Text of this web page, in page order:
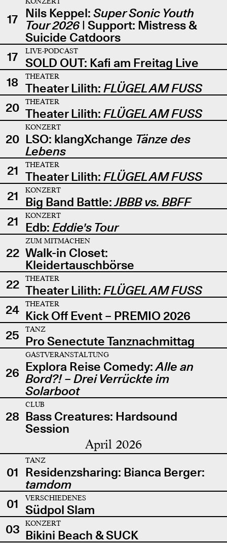
17 Nils Keppel: Super Sonic Youth
Tour 2026| Support: Mistress &
Suicide Catdoors
17
LIVE-PODCAST
SOLD OUT: Kafi am Freitag Live
18
THEATER
Theater Lilith: FLÜGEL AM FUSS
20
THEATER
Theater Lilith: FLÜGEL AM FUSS
20
KONZERT
LSO: klangXchange Tänze des
Lebens
21
THEATER
Theater Lilith: FLÜGEL AM FUSS
21
KONZERT
Big Band Battle:JBBB vs. BBFF
21
KONZERT
Edb: Eddie's Tour
22
ZUM MITMACHEN
Walk-in Closet:
Kleidertauschbörse
22
THEATER
Theater Lilith: FLÜGEL AM FUSS
24
THEATER
Kick Off Event – PREMIO 2026
25
TANZ
Pro Senectute Tanznachmittag
26
GASTVERANSTALTUNG
Explora Reise Comedy:Alle an
Bord?! – Drei Verrückte im
Solarboot
28
CLUB
Bass Creatures: Hardsound
Session
April 2026
01
TANZ
Residenzsharing: Bianca Berger:
tamdom
01
VERSCHIEDENES
Südpol Slam
03
KONZERT
Bikini Beach & SUCK